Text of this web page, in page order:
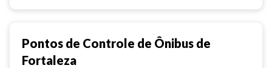
Pontos de Controle de Ônibus de
Fortaleza